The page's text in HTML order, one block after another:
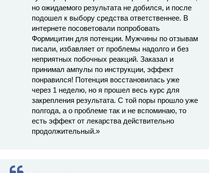
но ожидаемого результата не добился, и после
подошел к выбору средства ответственнее. В
интернете посоветовали попробовать
Формицитин для потенции. Мужчины по отзывам
писали, избавляет от проблемы надолго и без
неприятных побочных реакций. Заказал и
принимал ампулы по инструкции, эффект
понравился! Потенция восстановилась уже
через 1 неделю, но я прошел весь курс для
закрепления результата. С той поры прошло уже
полгода, а о проблеме так и не вспоминаю, то
есть эффект от лекарства действительно
продолжительный.»